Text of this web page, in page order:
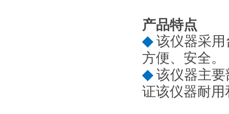
产品特点
◆ 该仪器采
方便、安全。
◆ 该仪器主
证该仪器耐